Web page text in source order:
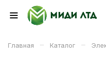
Главная – Каталог –